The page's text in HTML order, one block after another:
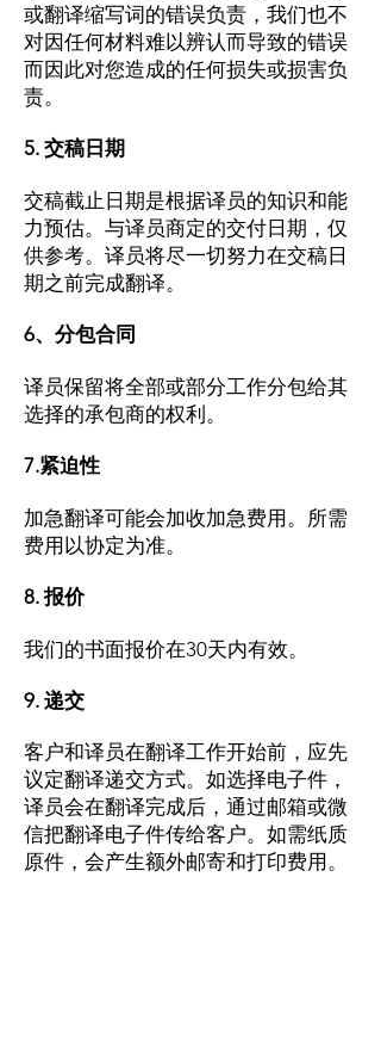
或翻译缩写词的错误负责，我们也不
对因任何材料难以辨认而导致的错误
而因此对您造成的任何损失或损害负
责。
5. 交稿日期
交稿截止日期是根据译员的知识和能
力预估。与译员商定的交付日期，仅
供参考。译员将尽一切努力在交稿日
期之前完成翻译。
6、分包合同
译员保留将全部或部分工作分包给其
选择的承包商的权利。
7.紧迫性
加急翻译可能会加收加急费用。所需
费用以协定为准。
8. 报价
我们的书面报价在30天内有效。
9. 递交
客 户和译员在翻译工作开始前，应先
议定翻译递交方式。如选择电子件，
译员会在翻译完成后，通过邮箱或微
信把翻译电子件传给客户。如需纸质
原件，会产生额外邮寄和打印费用。